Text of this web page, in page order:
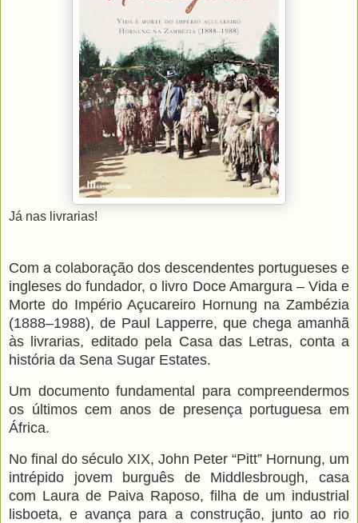
Já nas livrarias!
Com a colaboração dos descendentes portugueses e
ingleses do fundador, o livro Doce Amargura – Vida e
Morte do Império Açucareiro Hornung na Zambézia
(1888–1988), de Paul Lapperre, que chega amanhã
às livrarias, editado pela Casa das Letras, conta a
história da Sena Sugar Estates.
Um documento fundamental para compreendermos
os últimos cem anos de presença portuguesa em
África.
No final do século XIX, John Peter “Pitt” Hornung, um
intrépido jovem burguês de Middlesbrough, casa
com Laura de Paiva Raposo, filha de um industrial
lisboeta, e avança para a construção, junto ao rio